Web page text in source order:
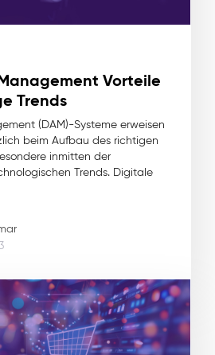
Vorteile
Trends
(DAM)-Systeme erweisen
beim Aufbau des richtigen
inmitten der
Trends. Digitale